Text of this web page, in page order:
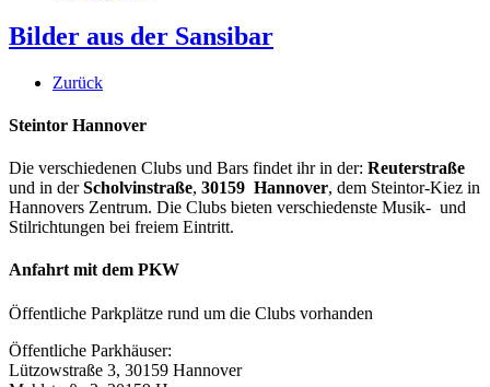
Bilder aus der Sansibar
Zurück
Steintor Hannover
Die verschiedenen Clubs und Bars findet ihr in der: Reuterstraße
und in derScholvinstraße, 30159 Hannover, dem Steintor-Kiez in
Hannovers Zentrum. Die Clubs bieten verschiedenste Musik- und
Stilrichtungen bei freiem Eintritt.
Anfahrt mit dem PKW
Öffentliche Parkplätze rund um die Clubs vorhanden
Öffentliche Parkhäuser:
Lützowstraße 3, 30159 Hannover